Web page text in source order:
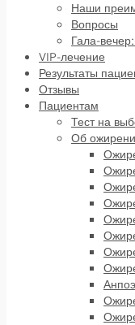
Наши
Вопросы
Гала-
VIP-лечение
Результаты
Отзывы
Пациентам
Тест на
Об